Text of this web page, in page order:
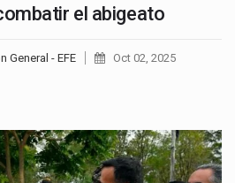
el abigeato
General - EFE Oct 02, 2025